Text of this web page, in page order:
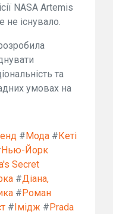
NASA Artemis
не існувало.
та
умовах на
# Мода # Кеті
Нью-Йорк
Secret
#Діана,
# Роман
# Імідж # Prada